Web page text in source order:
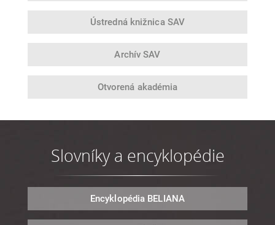
Ústredná knižnica SAV
Archív SAV
Otvorená akadémia
Slovníky a encyklopédie
Encyklopédia BELIANA